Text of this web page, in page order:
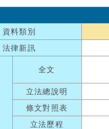
資料類別
法律新訊
全文
立法總說明
條文對照表
立法歷程